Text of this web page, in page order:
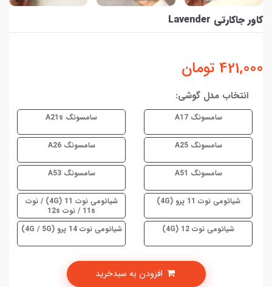
کاور جاکارتی Lavender
421,000 تومان
انتخاب مدل گوشی:
سامسونگ A17 سامسونگ A21s
سامسونگ A25 سامسونگ A26
سامسونگ A51 سامسونگ A53
شیائومی نوت 11 پرو (4G)
شیائومی نوت 11 (4G) / نوت
11s / نوت 12s
شیائومی نوت 12 (4G)
شیائومی نوت 14 پرو (4G / 5G)